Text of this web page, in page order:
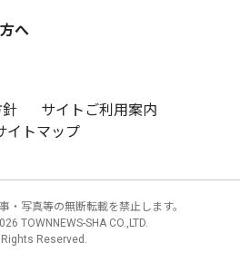
へ
サイトご利用案内
イトマップ
・写真等の無断転載を禁止します。
TOWNNEWS-SHA CO.,LTD.
Reserved.